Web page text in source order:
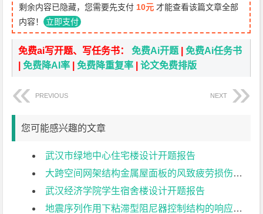
剩余内容已隐藏，您需要先支付 10元 才能查看该篇文章全部
内容！ 立即支付
免费ai写开题、写任务书：免费Ai开题 |免费Ai任务书
|免费降AI率 |免费降重复率 |论文免费排版
PREVIOUS NEXT
您可能感兴趣的文章
武汉市绿地中心住宅楼设计开题报告
大跨空间网架结构金属屋面板的风致疲劳损伤研究开题报告
武汉经济学院学生宿舍楼设计开题报告
地震序列作用下粘滞型阻尼器控制结构的响应特征研究开题报告